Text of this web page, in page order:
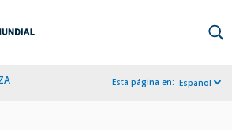
Esta página en: Español